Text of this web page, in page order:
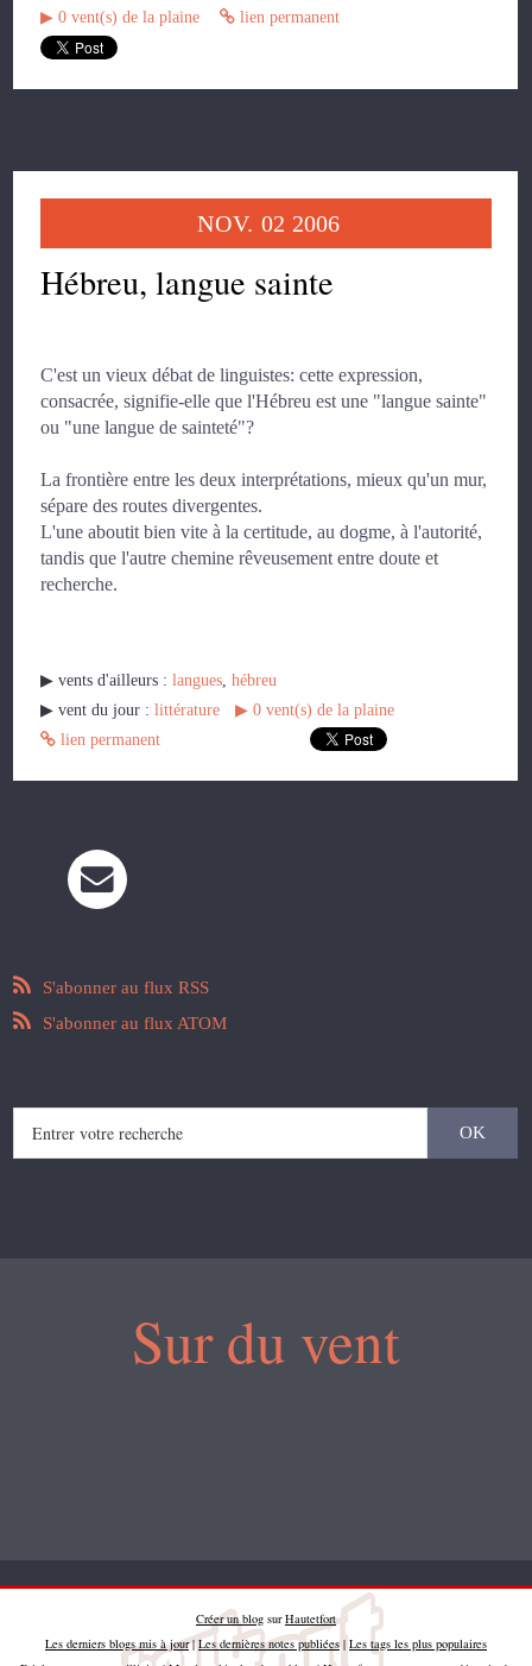
▶︎ 0 vent(s) de la plaine lien permanent
NOV. 02 2006
Hébreu, langue sainte
C'est un vieux débat de linguistes: cette expression,
consacrée, signifie-elle que l'Hébreu est une "langue sainte"
ou "une langue de sainteté"?
La frontière entre les deux interprétations, mieux qu'un mur,
sépare des routes divergentes.
L'une aboutit bien vite à la certitude, au dogme, à l'autorité,
tandis que l'autre chemine rêveusement entre doute et
recherche.
▶︎ vents d'ailleurs :langues ,hébreu
▶︎ vent du jour :littérature ▶︎ 0 vent(s) de la plaine
lien permanent
S'abonner au flux RSS
S'abonner au flux ATOM
Sur du vent
Créer un blog surHautetfort
Les derniers blogs mis à jour|Les dernières notes publiées| Les tags les plus populaires